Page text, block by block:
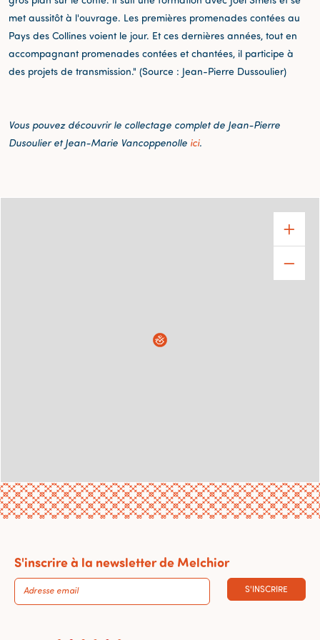
met aussitôt à l'ouvrage. Les premières promenades contées au
Pays des Collines voient le jour. Et ces dernières années, tout en
accompagnant promenades contées et chantées, il participe à
des projets de transmission." (Source : Jean-Pierre Dussoulier)
Vous pouvez découvrir le collectage complet de Jean-Pierre
Dusoulier et Jean-Marie Vancoppenolle ici.
S'inscrire à la newsletter de Melchior
S'INSCRIRE